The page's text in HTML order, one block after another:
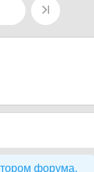
форума.